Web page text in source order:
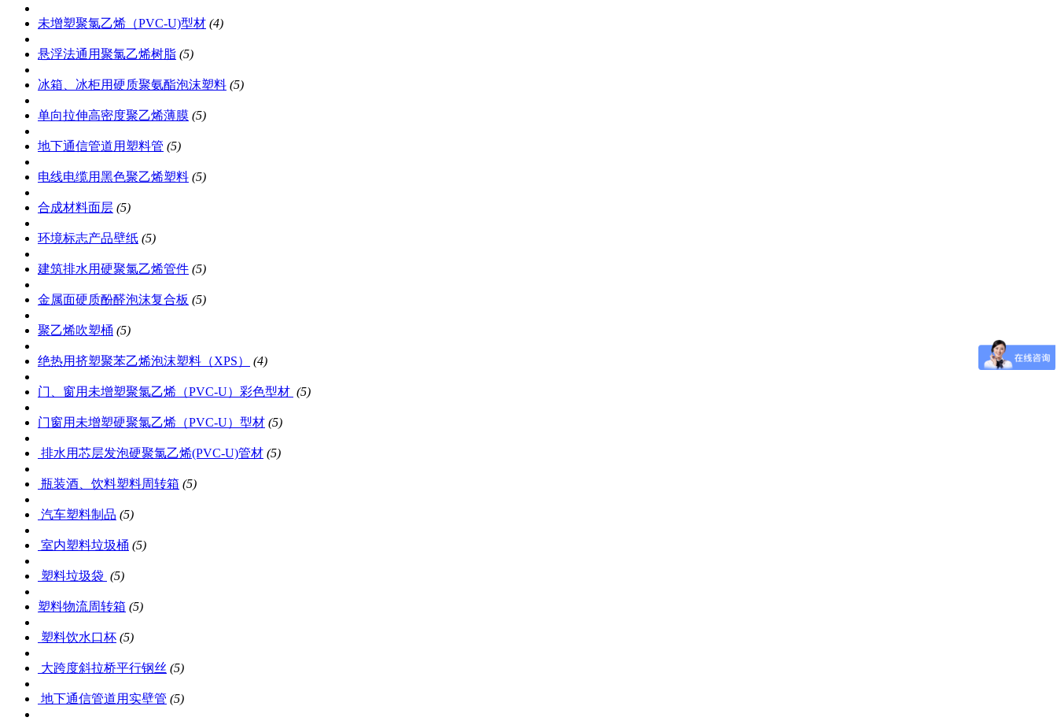
未增塑聚氯乙烯（PVC-U)型材 (4)
悬浮法通用聚氯乙烯树脂 (5)
冰箱、冰柜用硬质聚氨酯泡沫塑料 (5)
单向拉伸高密度聚乙烯薄膜 (5)
地下通信管道用塑料管 (5)
电线电缆用黑色聚乙烯塑料 (5)
合成材料面层 (5)
环境标志产品壁纸 (5)
建筑排水用硬聚氯乙烯管件 (5)
金属面硬质酚醛泡沫复合板 (5)
聚乙烯吹塑桶 (5)
绝热用挤塑聚苯乙烯泡沫塑料（XPS） (4)
门、窗用未增塑聚氯乙烯（PVC-U）彩色型材 (5)
门窗用未增塑硬聚氯乙烯（PVC-U）型材 (5)
排水用芯层发泡硬聚氯乙烯(PVC-U)管材 (5)
瓶装酒、饮料塑料周转箱 (5)
汽车塑料制品 (5)
室内塑料垃圾桶 (5)
塑料垃圾袋 (5)
塑料物流周转箱 (5)
塑料饮水口杯 (5)
大跨度斜拉桥平行钢丝 (5)
地下通信管道用实壁管 (5)